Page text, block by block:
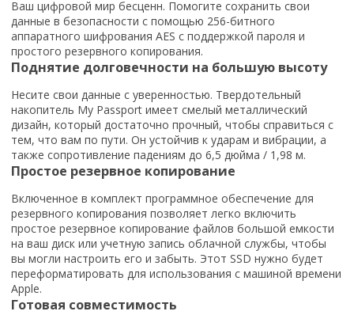
Ваш цифровой мир бесценн. Помогите сохранить свои
данные в безопасности с помощью 256-битного
аппаратного шифрования AES с поддержкой пароля и
простого резервного копирования.
Поднятие долговечности на большую высоту
Несите свои данные с уверенностью. Твердотельный
накопитель My Passport имеет смелый металлический
дизайн, который достаточно прочный, чтобы справиться с
тем, что вам по пути. Он устойчив к ударам и вибрации, а
также сопротивление падениям до 6,5 дюйма / 1,98 м.
Простое резервное копирование
Включенное в комплект программное обеспечение для
резервного копирования позволяет легко включить
простое резервное копирование файлов большой емкости
на ваш диск или учетную запись облачной службы, чтобы
вы могли настроить его и забыть. Этот SSD нужно будет
переформатировать для использования с машиной времени
Apple.
Готовая совместимость